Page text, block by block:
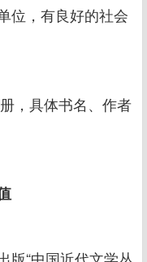
位，有良好的社会
，具体书名、作者